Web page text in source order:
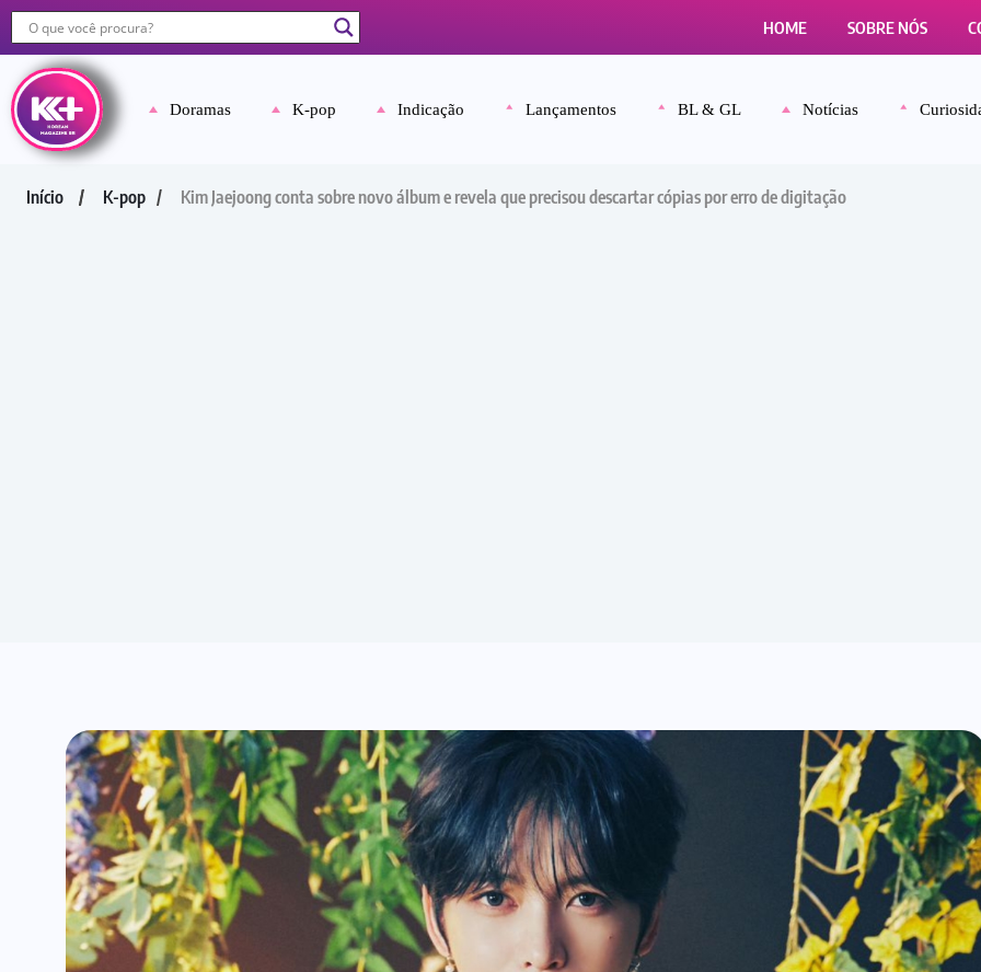
HOME SOBRE NÓS
Doramas K-pop Indicação Lançamentos BL & GL Notícias
Início K-pop Kim Jaejoong conta sobre novo álbum e revela que precisou descartar cópias por erro de digitação